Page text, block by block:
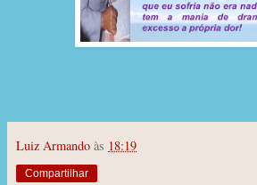
Luiz Armando às 18:19
Compartilhar